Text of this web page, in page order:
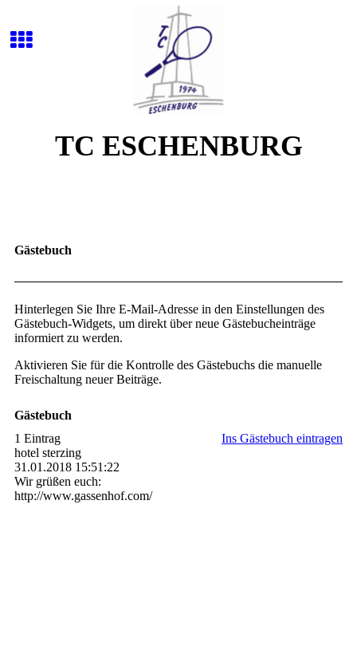
TC ESCHENBURG
Gästebuch
Hinterlegen Sie Ihre E-Mail-Adresse in den Einstellungen des
Gästebuch-Widgets, um direkt über neue Gästebucheinträge
informiert zu werden.
Aktivieren Sie für die Kontrolle des Gästebuchs die manuelle
Freischaltung neuer Beiträge.
Gästebuch
1 Eintrag
Ins Gästebuch eintragen
hotel sterzing
31.01.2018 15:51:22
Wir grüßen euch:
http:­//­www.­gassenhof.­com/­